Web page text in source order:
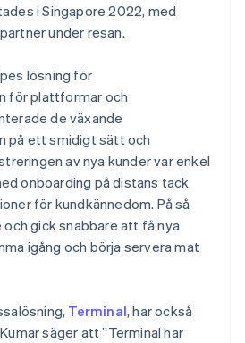
i Singapore 2022, med
under resan.
lösning för
för plattformar och
de växande
på ett smidigt sätt och
av nya kunder var enkel
onboarding på distans tack
för kundkännedom. På så
gick snabbare att få nya
igång och börja servera mat
Terminal, har också
säger att ”Terminal har